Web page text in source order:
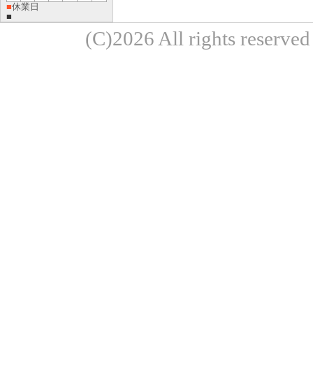
■休業日
■
(C)2026 All rights